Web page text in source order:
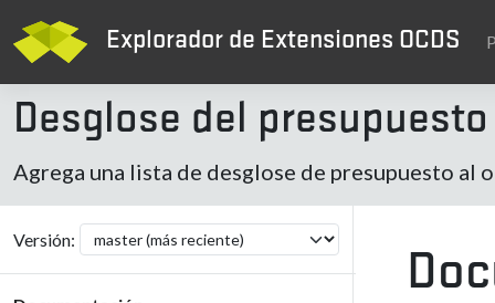
Explorador de Extensiones OCDS
Desglose del presupuesto
Agrega una lista de desglose de presupuesto
Versión: